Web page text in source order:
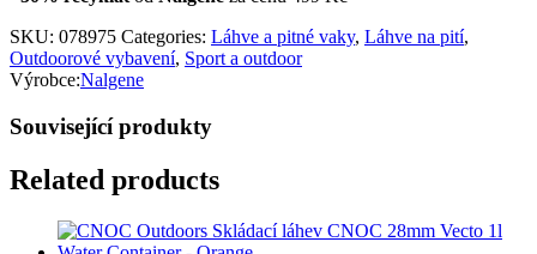
SKU: 078975 Categories: Láhve a pitné vaky, Láhve na pití,
Outdoorové vybavení, Sport a outdoor
Výrobce:Nalgene
Související produkty
Related products